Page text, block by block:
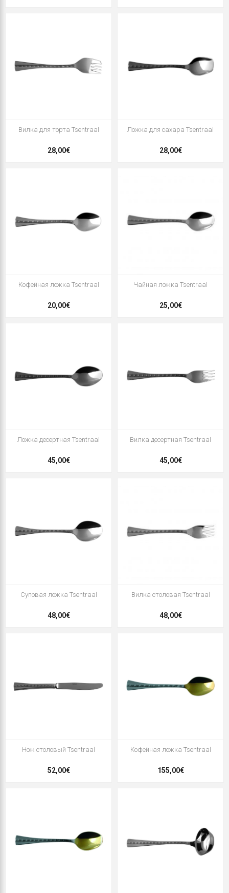
Вилка для торта Tsentraal
28,00€
Ложка для сахара Tsentraal
28,00€
Кофейная ложка Tsentraal
20,00€
Чайная ложка Tsentraal
25,00€
Ложка десертная Tsentraal
45,00€
Вилка десертная Tsentraal
45,00€
Суповая ложка Tsentraal
48,00€
Вилка столовая Tsentraal
48,00€
Нож столовый Tsentraal
52,00€
Кофейная ложка Tsentraal
155,00€